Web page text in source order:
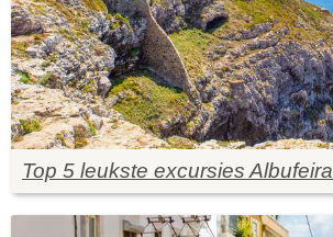
Top 5 leukste excursies Albufeira